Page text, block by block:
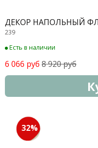
ДЕКОР НАПОЛЬНЫЙ
239
Есть в наличии
6 066 руб 8 920 руб
32%